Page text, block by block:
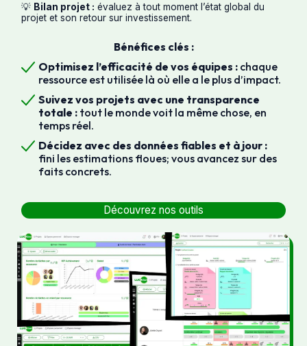
💡 Bilan projet : évaluez à tout moment l’état global du
projet et son retour sur investissement.
Bénéfices clés :
Optimisez l’efficacité de vos équipes : chaque
ressource est utilisée là où elle a le plus d’impact.
Suivez vos projets avec une transparence
totale : tout le monde voit la même chose, en
temps réel.
Décidez avec des données fiables et à jour :
fini les estimations floues; vous avancez sur des
faits concrets.
Découvrez nos outils